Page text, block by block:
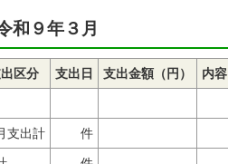
和９年３月
区分 支出日 支出金額（円） 内容
支出計 件